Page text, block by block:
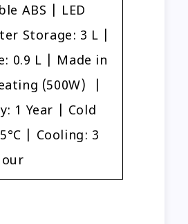
ABS | LED
Storage: 3 L |
0.9 L | Made in
(500W) |
1 Year | Cold
| Cooling: 3